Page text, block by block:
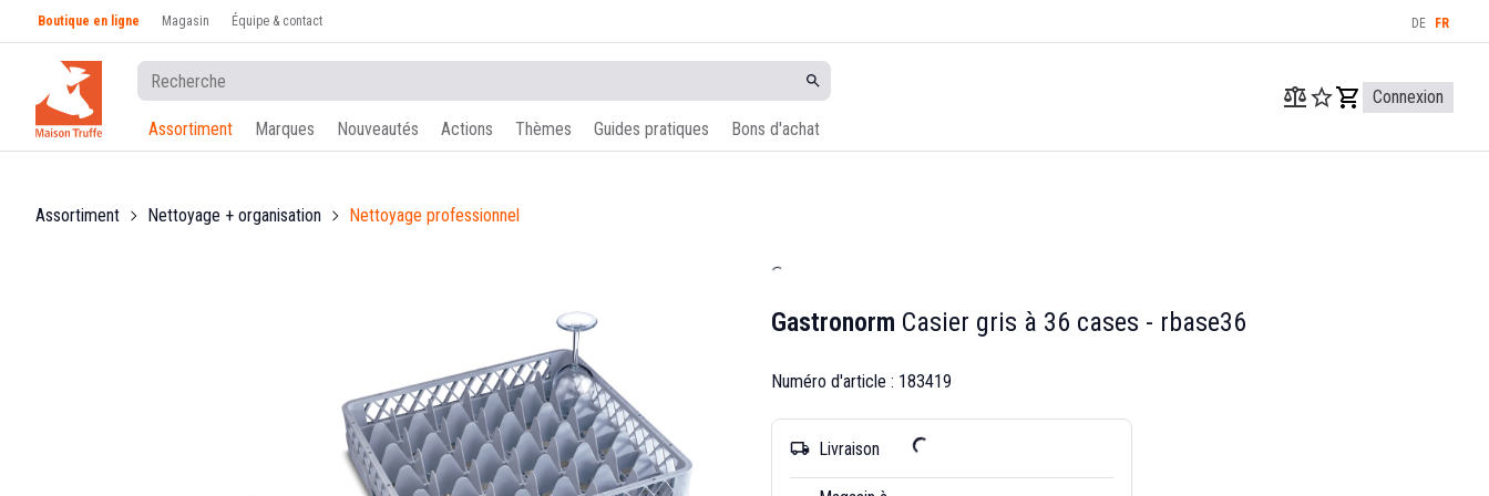
Boutique en ligne Magasin Équipe & contact DE FR
Assortiment Marques Nouveautés Actions Thèmes Guides pratiques Bons d'achat
Connexion
Assortiment Nettoyage + organisation Nettoyage professionnel
Gastronorm Casier gris à 36 cases - rbase36
Numéro d'article : 183419
local_shipping Livraison